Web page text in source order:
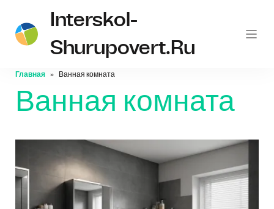
Interskol-
Shurupovert.ru
Главная Ванная комната
Ванная комната